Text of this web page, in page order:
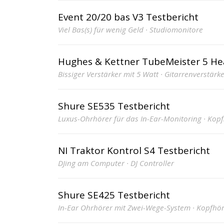
Event 20/20 bas V3 Testbericht
Viel Bas(s) für wenig Geld · Studiomonitore
Hughes & Kettner TubeMeister 5
Bissiger Verstärker mit 5 Watt ·
Shure SE535 Testbericht
Luxus-Ohrhörer für das In-Ear-Monitoring ·
NI Traktor Kontrol S4 Testbericht
DJing am Computer · DJ Controller
Shure SE425 Testbericht
In-Ear Ohrhörer mit Zwei-Wege-System ·